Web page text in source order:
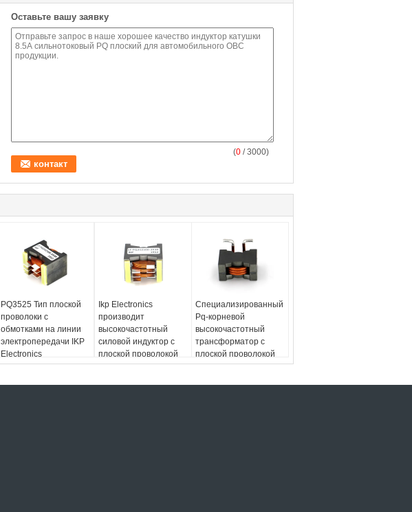
Оставьте вашу заявку
(0 / 3000)
PQ3525 Тип плоской
проволоки с
обмотками на линии
электропередачи IKP
Electronics
Ikp Electronics
производит
высокочастотный
силовой индуктор с
плоской проволокой
Специализированный
Pq-корневой
высокочастотный
трансформатор с
плоской проволокой